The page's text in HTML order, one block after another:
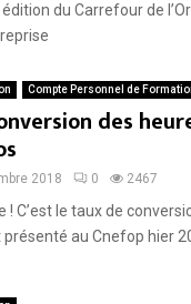
du Carrefour de
Compte Personnel de
des
2018 0 2467
! C’est le taux de
au Cnefop hier